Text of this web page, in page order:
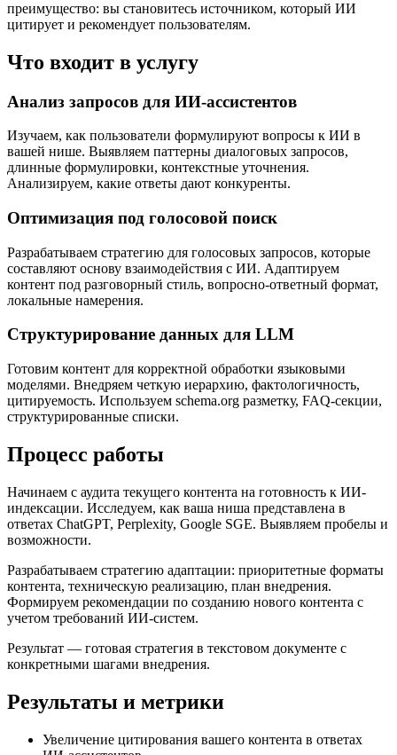
преимущество: вы становитесь источником, который ИИ
цитирует и рекомендует пользователям.
Что входит в услугу
Анализ запросов для ИИ-ассистентов
Изучаем, как пользователи формулируют вопросы к ИИ в
вашей нише. Выявляем паттерны диалоговых запросов,
длинные формулировки, контекстные уточнения.
Анализируем, какие ответы дают конкуренты.
Оптимизация под голосовой поиск
Разрабатываем стратегию для голосовых запросов, которые
составляют основу взаимодействия с ИИ. Адаптируем
контент под разговорный стиль, вопросно-ответный формат,
локальные намерения.
Структурирование данных для LLM
Готовим контент для корректной обработки языковыми
моделями. Внедряем четкую иерархию, фактологичность,
цитируемость. Используем schema.org разметку, FAQ-секции,
структурированные списки.
Процесс работы
Начинаем с аудита текущего контента на готовность к ИИ-
индексации. Исследуем, как ваша ниша представлена в
ответах ChatGPT, Perplexity, Google SGE. Выявляем пробелы и
возможности.
Разрабатываем стратегию адаптации: приоритетные форматы
контента, техническую реализацию, план внедрения.
Формируем рекомендации по созданию нового контента с
учетом требований ИИ-систем.
Результат — готовая стратегия в текстовом документе с
конкретными шагами внедрения.
Результаты и метрики
Увеличение цитирования вашего контента в ответах